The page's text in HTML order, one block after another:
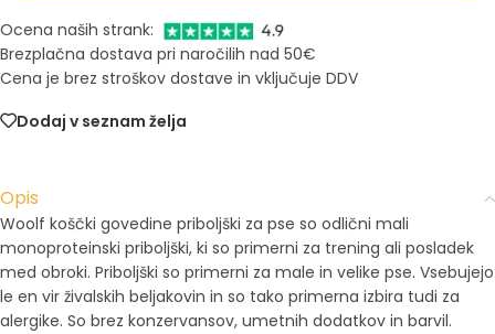
Ocena naših strank:
Brezplačna dostava pri naročilih nad 50€
Cena je brez stroškov dostave in vključuje DDV
Dodaj v seznam želja
Opis
Woolf koščki govedine priboljški za pse so odlični mali
monoproteinski priboljški, ki so primerni za trening ali posladek
med obroki. Priboljški so primerni za male in velike pse. Vsebujejo
le en vir živalskih beljakovin in so tako primerna izbira tudi za
alergike. So brez konzervansov, umetnih dodatkov in barvil.